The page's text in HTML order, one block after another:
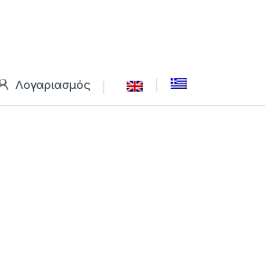
Λογαριασμός